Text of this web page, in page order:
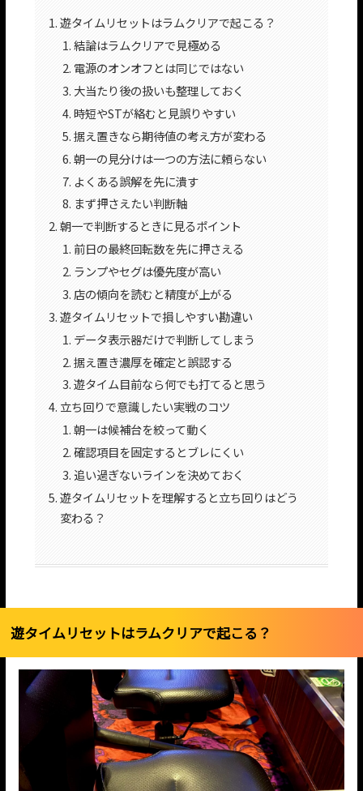
遊タイムリセットはラムクリアで起こる？
結論はラムクリアで見極める
電源のオンオフとは同じではない
大当たり後の扱いも整理しておく
時短やSTが絡むと見誤りやすい
据え置きなら期待値の考え方が変わる
朝一の見分けは一つの方法に頼らない
よくある誤解を先に潰す
まず押さえたい判断軸
朝一で判断するときに見るポイント
前日の最終回転数を先に押さえる
ランプやセグは優先度が高い
店の傾向を読むと精度が上がる
遊タイムリセットで損しやすい勘違い
データ表示器だけで判断してしまう
据え置き濃厚を確定と誤認する
遊タイム目前なら何でも打てると思う
立ち回りで意識したい実戦のコツ
朝一は候補台を絞って動く
確認項目を固定するとブレにくい
追い過ぎないラインを決めておく
遊タイムリセットを理解すると立ち回りはどう
変わる？
遊タイムリセットはラムクリアで起こる？